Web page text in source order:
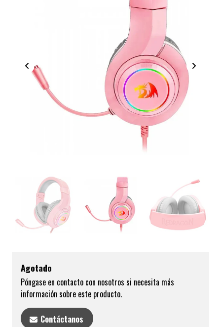
Agotado
Póngase en contacto con nosotros si necesita más
información sobre este producto.
Contáctanos